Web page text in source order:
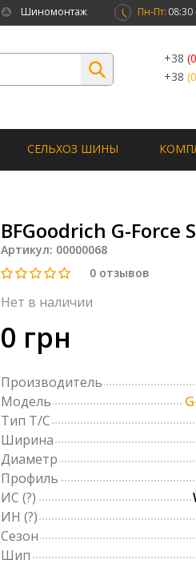
Шиномонтаж Пн-Пт: 08:30
+38
+38
СЕЛЬХОЗ ШИНЫ
BFGoodrich G-Force
Артикул: 00000068
0 отзывов
Нет в наличии
0 грн
Производитель
Модель
Тип Т/С
Ширина
Диаметр
Профиль
ИС (?)
ИН (?)
Сезон
Шип